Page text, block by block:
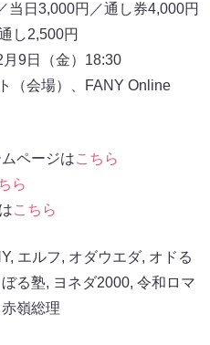
当日3,000円／通し券4,000円
し2,500円
9日（金）18:30
（会場）、FANY Online
ページはこちら
ら
こちら
, エルフ, オダウエダ, オドる
ぼる塾, ヨネダ2000, 令和ロマ
赤嶺総理